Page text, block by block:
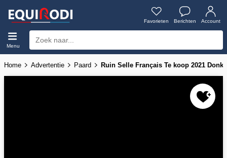
Favorieten Berichten Account
Menu
Home Advertentie Paard Ruin Selle Français Te koop 2021